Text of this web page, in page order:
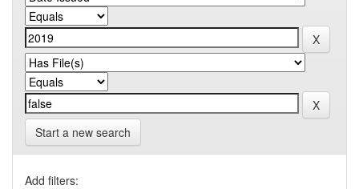
Start a new search
Add filters: